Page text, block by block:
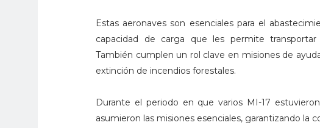
Estas aeronaves son esenciales para el
capacidad de carga que les permite
También cumplen un rol clave en misiones de
extinción de incendios forestales.
Durante el periodo en que varios MI-17
asumieron las misiones esenciales, garantizando la